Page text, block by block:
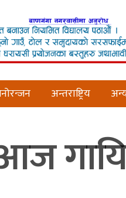
अन्तराष्ट्रिय